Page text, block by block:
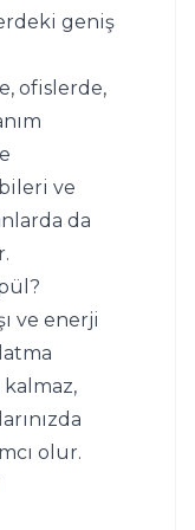
geniş
ofislerde,
ve
da
ve enerji
kalmaz,
olur.